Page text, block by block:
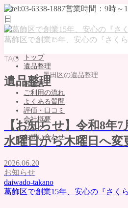
葛飾区で創業15年、安心の『さく
トップ
遺品整理
墨田区の遺品整理
料金表
ご利用の流れ
よくある質問
評価・口コミ
会社概要
ブログ
お問い合わせ
トップ
遺品整理
墨田区の遺品整理
TAG
遺品整理
【お知らせ】令和8年
水曜日から木曜日へ変
2026.06.20
お知らせ
daiwado-takano
葛飾区で創業15年、安心の『さく